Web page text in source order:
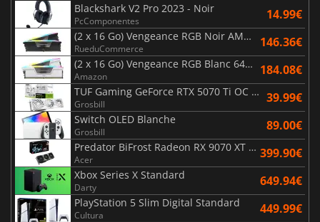
Blackshark V2 Pro 2023 - Noir
PcComponentes 14.99€
(2 x 16 Go) Vengeance RGB Noir AMD Expo 6000 MHz - CAS 30
RueduCommerce 146.36€
(2 x 16 Go) Vengeance RGB Blanc 6400 MHz - CAS 32
Amazon 184.08€
TUF Gaming GeForce RTX 5070 Ti OC White Edition 16GB
Grosbill 39.99€
Switch OLED Blanche
Grosbill 89.00€
Predator BiFrost Radeon RX 9070 XT OC 16 Go
Acer 399.90€
Xbox Series X Standard
Darty 649.94€
PlayStation 5 Slim Digital Standard
Cultura 449.99€